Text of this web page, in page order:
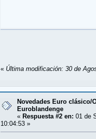
« Última modificación: 30 de
Novedades Euro clásico/
Euroblandenge
« Respuesta #2 en: 01 de
10:04:53 »